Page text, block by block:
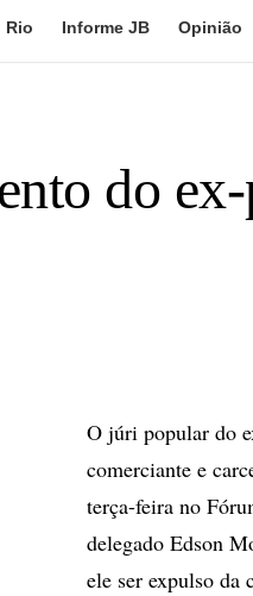
Rio Informe JB Opinião
do
O júri popular do
comerciante e
terça-feira no
delegado Edson
ele ser expulso da